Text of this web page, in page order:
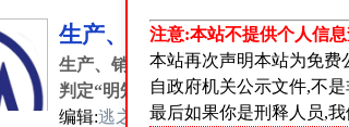
生产、销售有毒、有害食品
生产、销售有毒、有害食品罪生产、
判定“明知”不符合食品安全标准而经
编辑:逃之夭夭 时间:2023-07-01 分类:
注意:本站不提供个人信
本站再次声明本站为免费
自政府机关公示文件,不是
最后如果你是刑释人员,